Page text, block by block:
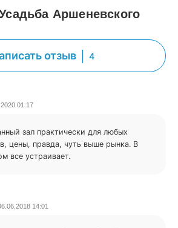
Аршеневского
отзыв 4
01:17
зал практически для любых
цены, правда, чуть выше рынка. В
все устраивает.
14:01